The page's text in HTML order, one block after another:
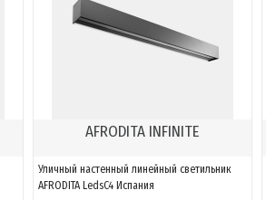
AFRODITA INFINITE
Уличный настенный линейный светильник
AFRODITA LedsC4 Испания